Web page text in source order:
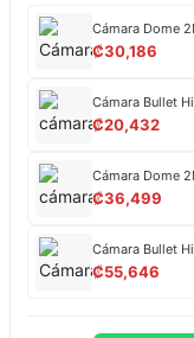
Cámara Dome
₡30,186
Cámara Bullet
₡20,432
Cámara Dome
₡36,499
Cámara Bullet
₡55,646